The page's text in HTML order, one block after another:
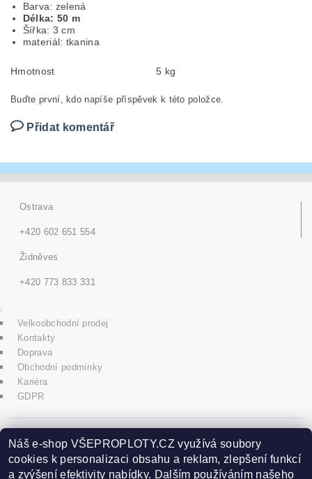
Barva: zelená
Délka: 50 m
Šířka: 3 cm
materiál: tkanina
Hmotnost 5 kg
Buďte první, kdo napíše příspěvek k této položce.
Přidat komentář
Ostrava
+420 602 651 554
Židněves
+420 773 833 331
Velkoobchodní prodej
Kontakty
Doprava
Obchodní podmínky
Kariéra
GDPR
icons8.com
Náš e-shop VŠEPROPLOTY.CZ využívá soubory
cookies k personalizaci obsahu a reklam, zlepšení funkcí
a zvýšení efektivity nabídky. Dalším používáním našeho